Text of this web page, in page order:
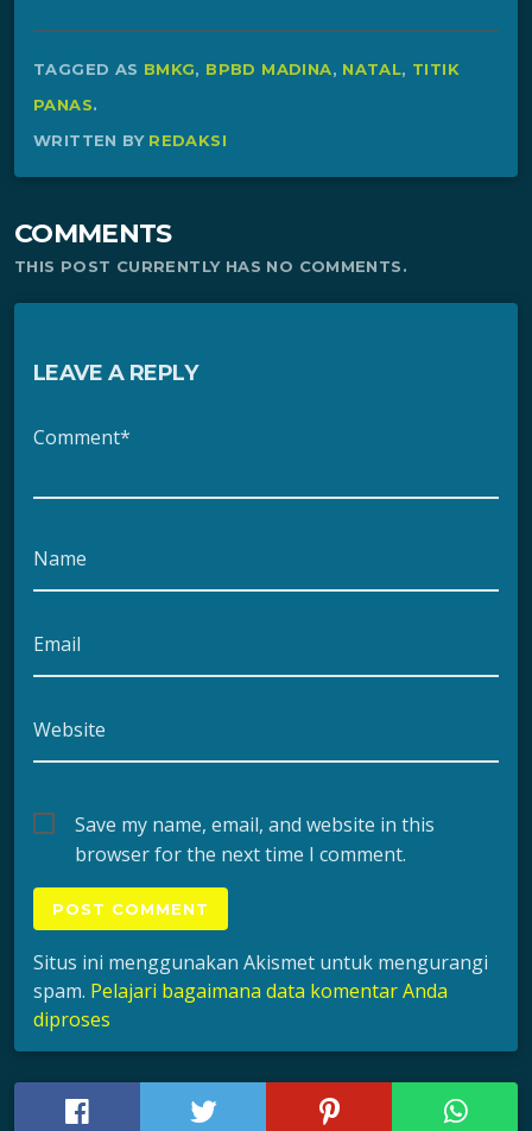
TAGGED AS BMKG, BPBD MADINA, NATAL, TITIK
PANAS.
WRITTEN BY REDAKSI
COMMENTS
THIS POST CURRENTLY HAS NO COMMENTS.
LEAVE A REPLY
Comment*
Name
Email
Website
Save my name, email, and website in this
browser for the next time I comment.
Situs ini menggunakan Akismet untuk mengurangi
spam. Pelajari bagaimana data komentar Anda
diproses